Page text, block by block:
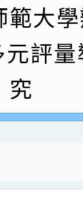
老師、
國小朗
師
桃園市中
榮獲教
2026世
範大
元評
究
容會更